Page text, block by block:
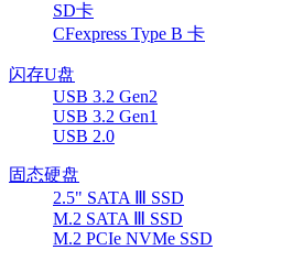
SD卡
CFexpress Type B 卡
闪存U盘
USB 3.2 Gen2
USB 3.2 Gen1
USB 2.0
固态硬盘
2.5" SATA Ⅲ SSD
M.2 SATA Ⅲ SSD
M.2 PCIe NVMe SSD